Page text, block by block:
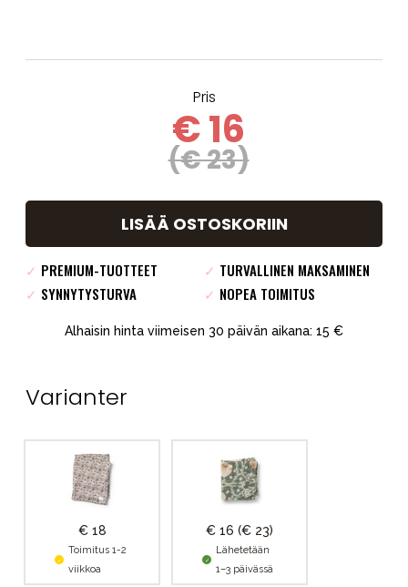
Pris
€ 16
(€ 23)
LISÄÄ OSTOSKORIIN
✓ PREMIUM-TUOTTEET ✓ TURVALLINEN MAKSAMINEN
✓ SYNNYTYSTURVA ✓ NOPEA TOIMITUS
Alhaisin hinta viimeisen 30 päivän aikana: 15 €
Varianter
€ 18
Toimitus 1-2
viikkoa
€ 16 (€ 23)
Lähetetään
1–3 päivässä